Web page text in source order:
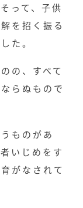
って、子供
を招く振る
た。
の、すべて
らぬもので
ものがあ
いじめをす
がなされて